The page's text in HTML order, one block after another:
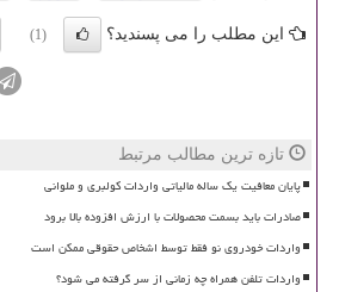
این مطلب را می پسندید؟ (1)
تازه ترین مطالب مرتبط
پایان معافیت یک ساله مالیاتی واردات کولبری و ملوانی
صادرات باید بسمت محصولات با ارزش افزوده بالا برود
واردات خودروی نو فقط توسط اشخاص حقوقی ممکن است
واردات تلفن همراه چه زمانی از سر گرفته می شود؟